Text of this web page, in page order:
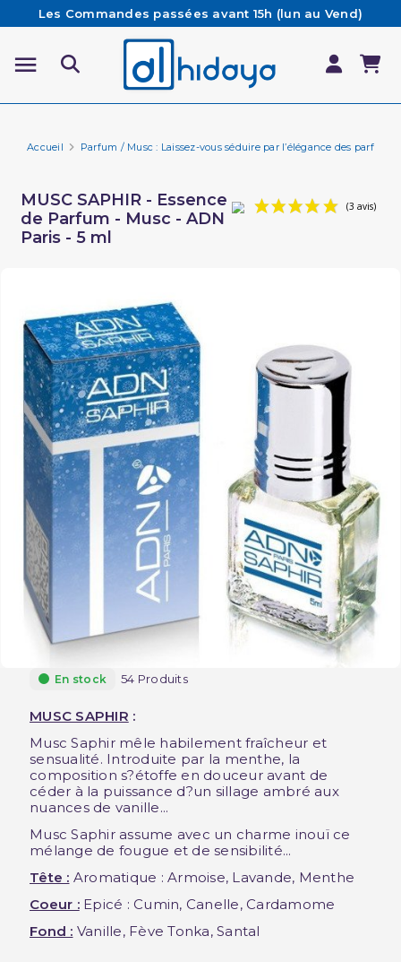
Les Commandes passées avant 15h (lun au Vend)
sont préparées et expédiées le jour même
Besoin d'aide ? Retrouvez notre FAQ
Livraison offerte à partir de 65€ d'achat*
Accueil Parfum / Musc : Laissez-vous séduire par l’élégance des parfums
MUSC SAPHIR - Essence
de Parfum - Musc - ADN
Paris - 5 ml
En stock 54 Produits
MUSC SAPHIR :
Musc Saphir mêle habilement fraîcheur et
sensualité. Introduite par la menthe, la
composition s?étoffe en douceur avant de
céder à la puissance d?un sillage ambré aux
nuances de vanille...
Musc Saphir assume avec un charme inouï ce
mélange de fougue et de sensibilité...
Tête : Aromatique : Armoise, Lavande, Menthe
Coeur :Epicé : Cumin, Canelle, Cardamome
Fond : Vanille, Fève Tonka, Santal